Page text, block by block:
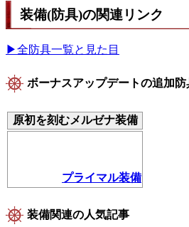
装備(防具)の関連リンク
▶全防具一覧と見た目
ボーナスアップデートの追加防
原初を刻むメルゼナ装備
プライマル装備
装備関連の人気記事